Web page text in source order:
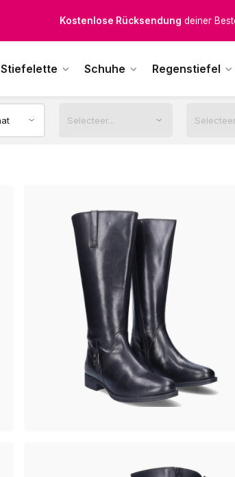
Kostenloser Versandab € 100,-
1500+ Modelle auf Lager
Werktags vor 12:00 Uhr bestellt,
Stiefelette Schuhe Regenstiefel